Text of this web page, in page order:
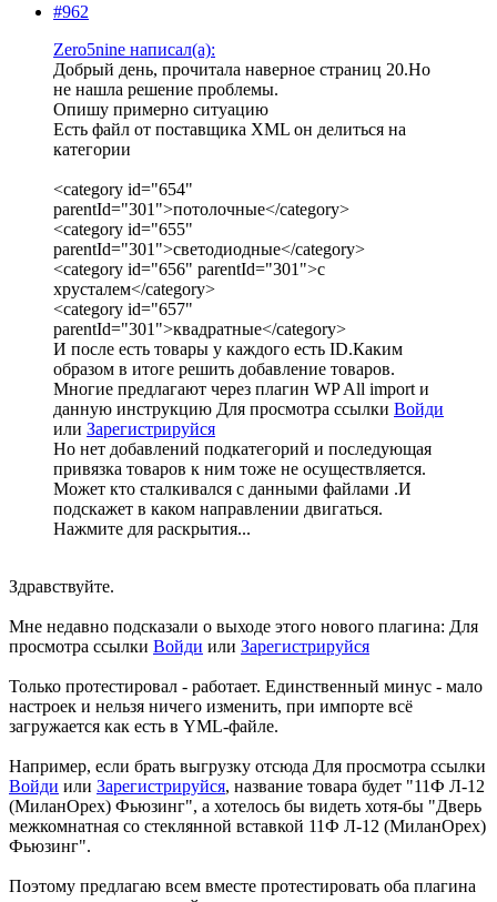
#962
Zero5nine написал(а):
Добрый день, прочитала наверное страниц 20.Но
не нашла решение проблемы.
Опишу примерно ситуацию
Есть файл от поставщика XML он делиться на
категории
<category id="654"
parentId="301">потолочные</category>
<category id="655"
parentId="301">светодиодные</category>
<category id="656" parentId="301">с
хрусталем</category>
<category id="657"
parentId="301">квадратные</category>
И после есть товары у каждого есть ID.Каким
образом в итоге решить добавление товаров.
Многие предлагают через плагин WP All import и
данную инструкцию Для просмотра ссылки Войди
или Зарегистрируйся
Но нет добавлений подкатегорий и последующая
привязка товаров к ним тоже не осуществляется.
Может кто сталкивался с данными файлами .И
подскажет в каком направлении двигаться.
Нажмите для раскрытия...
Здравствуйте.
Мне недавно подсказали о выходе этого нового плагина: Для
просмотра ссылки Войди или Зарегистрируйся
Только протестировал - работает. Единственный минус - мало
настроек и нельзя ничего изменить, при импорте всё
загружается как есть в YML-файле.
Например, если брать выгрузку отсюда Для просмотра ссылки
Войди или Зарегистрируйся, название товара будет "11Ф Л-12
(МиланОрех) Фьюзинг", а хотелось бы видеть хотя-бы "Дверь
межкомнатная со стеклянной вставкой 11Ф Л-12 (МиланОрех)
Фьюзинг".
Поэтому предлагаю всем вместе протестировать оба плагина